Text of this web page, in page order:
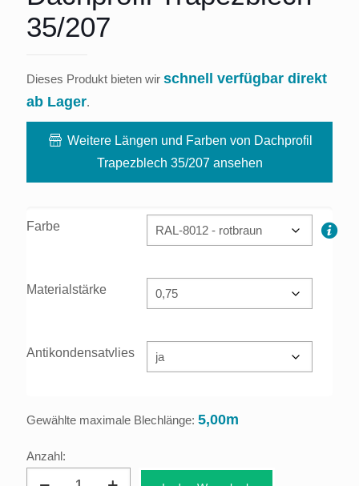
35/207
Dieses Produkt bieten wir schnell verfügbar direkt
ab Lager.
Weitere Längen und Farben von Dachprofil
Trapezblech 35/207 ansehen
Farbe
Materialstärke
Antikondensatvlies
Dachprofil
Gewählte maximale Blechlänge: 5,00m